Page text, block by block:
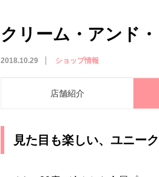
クリーム・アンド
2018.10.29 ショップ情報
店舗紹介
見た目も楽しい、ユニー